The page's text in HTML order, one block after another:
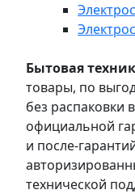
Бытовая
товары, по
без распаковки
официальной
и после-
технической